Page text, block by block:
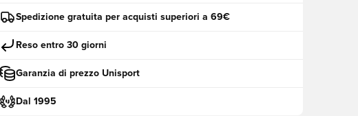
Spedizione gratuita per acquisti superiori a 69€
Reso entro 30 giorni
Garanzia di prezzo Unisport
Dal 1995